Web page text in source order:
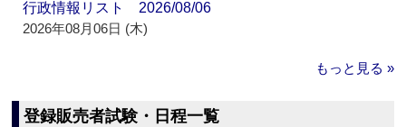
行政情報リスト 2026/08/06
2026年08月06日 (木)
もっと見る »
登録販売者試験・日程一覧